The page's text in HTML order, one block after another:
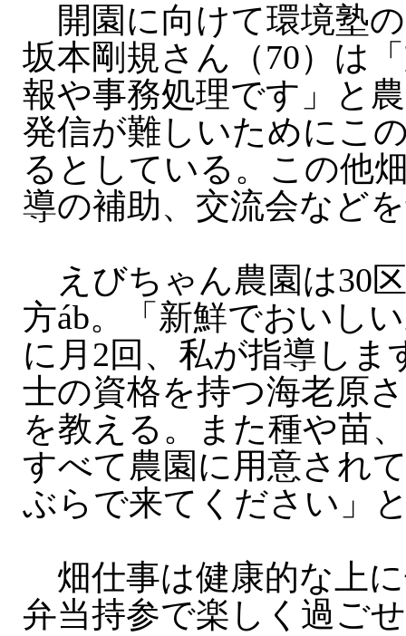
開園に向けて環境塾
坂本剛規さん（70）は
報や事務処理です」と
発信が難しいためにこ
るとしている。この他
導の補助、交流会など
えびちゃん農園は30
方áb。「新鮮でおいし
に月2回、私が指導しま
士の資格を持つ海老原
を教える。また種や苗
すべて農園に用意され
ぶらで来てください」
畑仕事は健康的な上
弁当持参で楽しく過ご